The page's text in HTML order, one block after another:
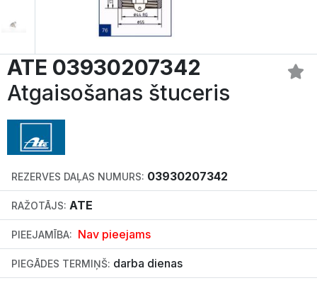
ATE 03930207342
Atgaisošanas štuceris
REZERVES DAĻAS NUMURS: 03930207342
RAŽOTĀJS: ATE
PIEEJAMĪBA: Nav pieejams
PIEGĀDES TERMIŅŠ: darba dienas